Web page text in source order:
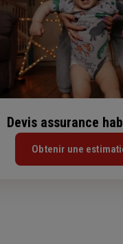
Devis assurance
Obtenir une